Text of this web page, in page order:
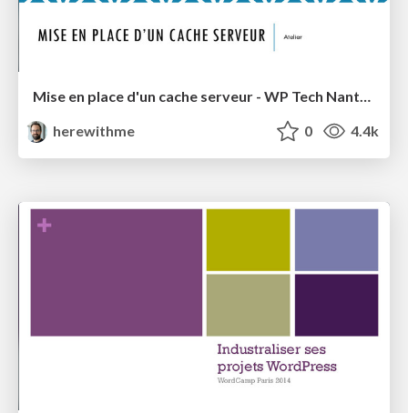
Mise en place d'un cache serveur - WP Tech Nantes 2014
herewithme
0 4.4k